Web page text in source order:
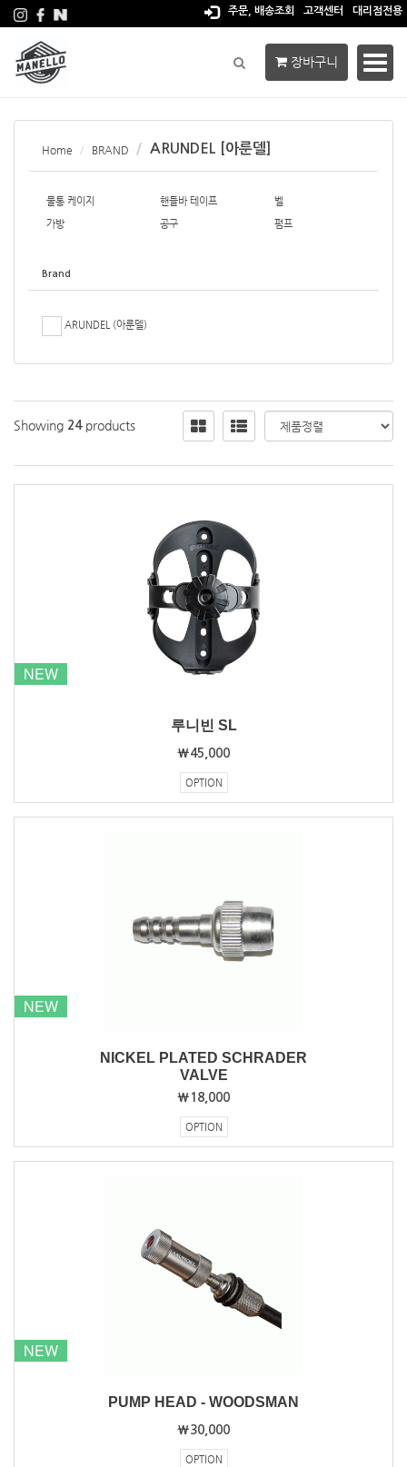
주문, 배송조회 고객센터 대리점전용
장바구니
Home BRAND ARUNDEL [아룬델]
물통 케이지 핸들바 테이프
벨
가방
공구 펌프
Brand
ARUNDEL (아룬델)
Showing 24 products
NEW
루니빈 SL
₩45,000
OPTION
NEW
NICKEL PLATED SCHRADER
VALVE
₩18,000
OPTION
NEW
PUMP HEAD - WOODSMAN
₩30,000
OPTION